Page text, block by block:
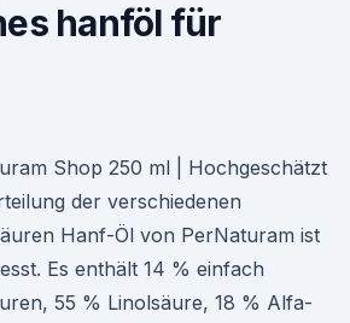
hanföl für
Shop 250 ml | Hochgeschätzt
der verschiedenen
Hanf-Öl von PerNaturam ist
Es enthält 14 % einfach
55 % Linolsäure, 18 % Alfa-